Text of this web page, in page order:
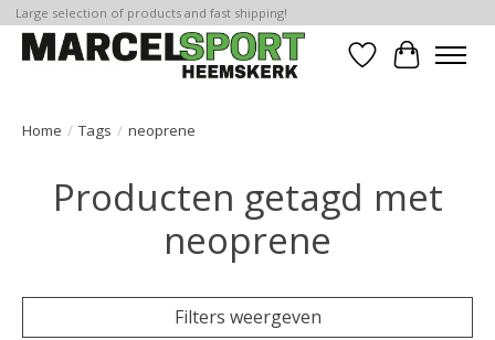
Large selection of products and fast shipping!
Verlanglijst
Home / Tags / neoprene
Producten getagd met
neoprene
Filters weergeven